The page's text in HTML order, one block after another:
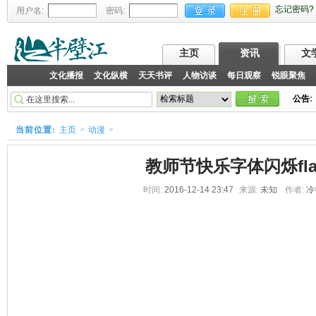
用户名: 密码: 忘记密码?
主页 资讯 文
文化播报 文化纵横 天天书评 人物访谈 每日观察 锐眼聚焦
公告:
当前位置: 主页 > 动漫 >
教师节快乐字体闪烁
时间: 2016-12-14 23:47 来源: 未知 作者: